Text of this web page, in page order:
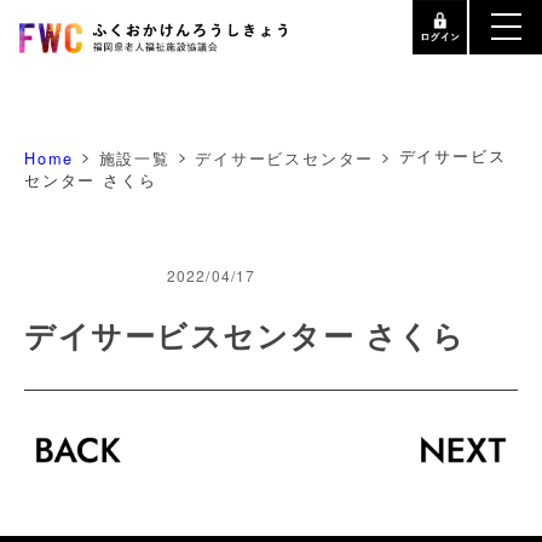
Home > 施設一覧 >デイサービスセンター > デイサービス
センター さくら
2022/04/17
デイサービスセンター さくら